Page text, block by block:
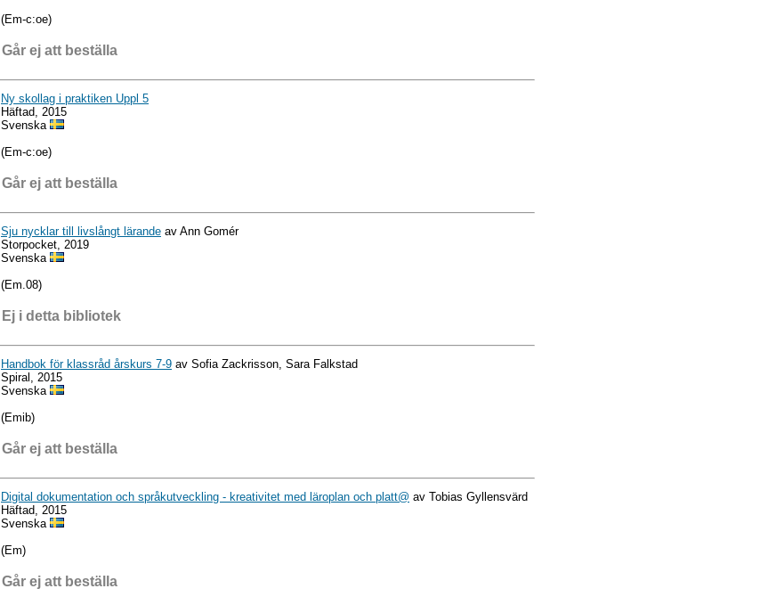
(Em-c:oe)
Går ej att beställa
Ny skollag i praktiken Uppl 5
Häftad, 2015
Svenska
(Em-c:oe)
Går ej att beställa
Sju nycklar till livslångt lärande av Ann Gomér
Storpocket, 2019
Svenska
(Em.08)
Ej i detta bibliotek
Handbok för klassråd årskurs 7-9 av Sofia Zackrisson, Sara Falkstad
Spiral, 2015
Svenska
(Emib)
Går ej att beställa
Digital dokumentation och språkutveckling - kreativitet med läroplan och platt@ av Tobias Gyllensvärd
Häftad, 2015
Svenska
(Em)
Går ej att beställa